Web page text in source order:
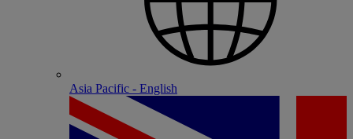
Asia Pacific - English